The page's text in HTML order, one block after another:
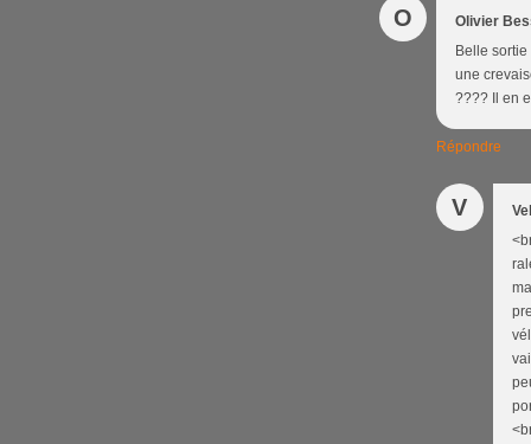
O
Olivier
Belle
une
???? Il en
Répondre
V